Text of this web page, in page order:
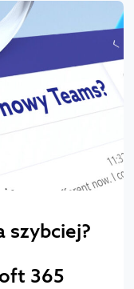
szybciej?
365